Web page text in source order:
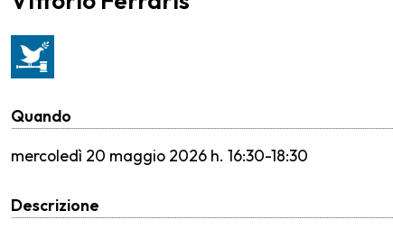
Quando
mercoledì 20 maggio 2026 h. 16:30-18:30
Descrizione